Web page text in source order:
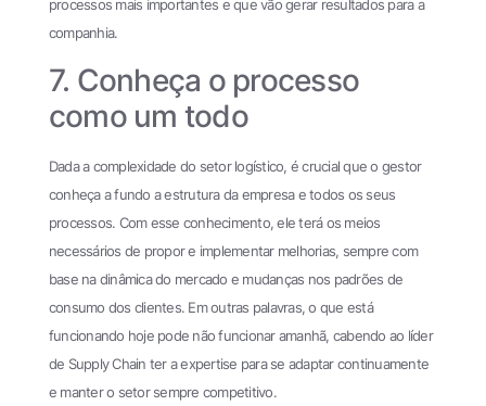
processos mais importantes e que vão gerar resultados para a
companhia.
7. Conheça o processo
como um todo
Dada a complexidade do setor logístico, é crucial que o gestor
conheça a fundo a estrutura da empresa e todos os seus
processos. Com esse conhecimento, ele terá os meios
necessários de propor e implementar melhorias, sempre com
base na dinâmica do mercado e mudanças nos padrões de
consumo dos clientes. Em outras palavras, o que está
funcionando hoje pode não funcionar amanhã, cabendo ao líder
de Supply Chain ter a expertise para se adaptar continuamente
e manter o setor sempre competitivo.